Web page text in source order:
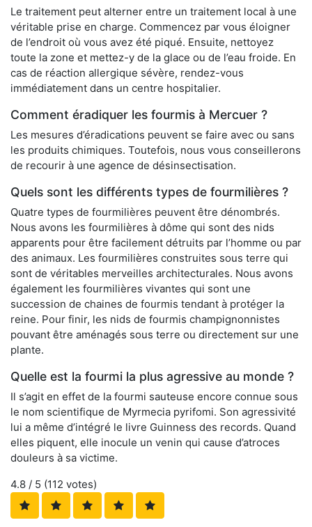
Le traitement peut alterner entre un traitement local à une
véritable prise en charge. Commencez par vous éloigner
de l’endroit où vous avez été piqué. Ensuite, nettoyez
toute la zone et mettez-y de la glace ou de l’eau froide. En
cas de réaction allergique sévère, rendez-vous
immédiatement dans un centre hospitalier.
Comment éradiquer les fourmis à Mercuer ?
Les mesures d’éradications peuvent se faire avec ou sans
les produits chimiques. Toutefois, nous vous conseillerons
de recourir à une agence de désinsectisation.
Quels sont les différents types de fourmilières ?
Quatre types de fourmilières peuvent être dénombrés.
Nous avons les fourmilières à dôme qui sont des nids
apparents pour être facilement détruits par l’homme ou par
des animaux. Les fourmilières construites sous terre qui
sont de véritables merveilles architecturales. Nous avons
également les fourmilières vivantes qui sont une
succession de chaines de fourmis tendant à protéger la
reine. Pour finir, les nids de fourmis champignonnistes
pouvant être aménagés sous terre ou directement sur une
plante.
Quelle est la fourmi la plus agressive au monde ?
Il s’agit en effet de la fourmi sauteuse encore connue sous
le nom scientifique de Myrmecia pyrifomi. Son agressivité
lui a même d’intégré le livre Guinness des records. Quand
elles piquent, elle inocule un venin qui cause d’atroces
douleurs à sa victime.
4.8 / 5 (112 votes)